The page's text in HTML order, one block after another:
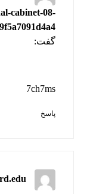
cabinet-08-
🔒
گفت:
7ch7ms
پاسخ